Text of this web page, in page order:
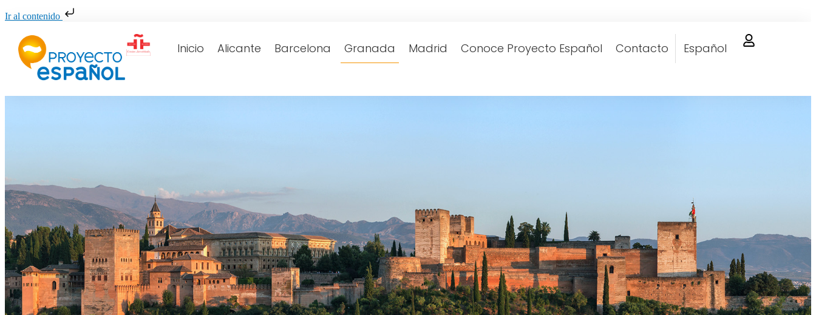
Ir al contenido
Inicio Alicante Barcelona Granada Madrid Conoce Proyecto Español Contacto Español